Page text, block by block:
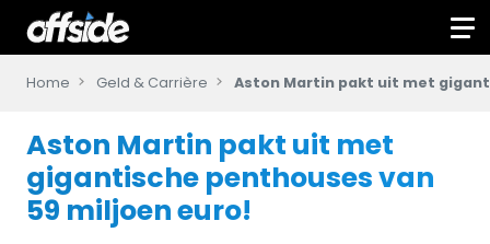
Home Geld & Carrière Aston Martin pakt uit met
Aston Martin pakt uit met
gigantische penthouses van
59 miljoen euro!